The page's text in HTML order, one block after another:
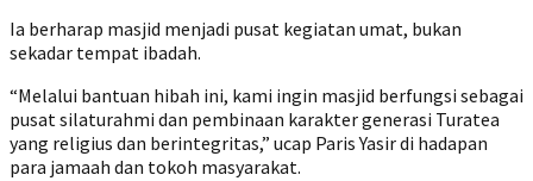
Ia berharap masjid menjadi pusat kegiatan umat, bukan
sekadar tempat ibadah.
“Melalui bantuan hibah ini, kami ingin masjid berfungsi sebagai
pusat silaturahmi dan pembinaan karakter generasi Turatea
yang religius dan berintegritas,” ucap Paris Yasir di hadapan
para jamaah dan tokoh masyarakat.